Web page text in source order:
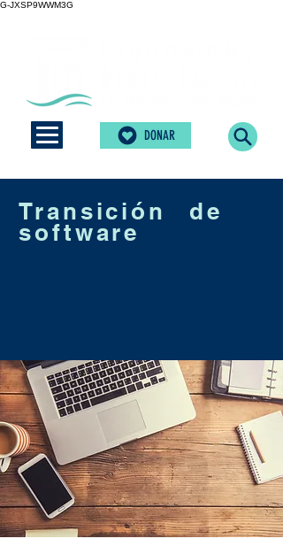
G-JXSP9WWM3G
DONAR
Transición de
software